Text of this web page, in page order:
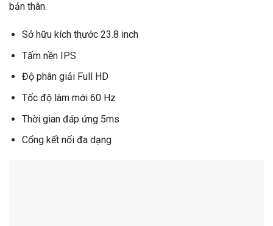
bản thân.
Sở hữu kích thước 23.8 inch
Tấm nền IPS
Độ phân giải Full HD
Tốc độ làm mới 60 Hz
Thời gian đáp ứng 5ms
Cổng kết nối đa dạng